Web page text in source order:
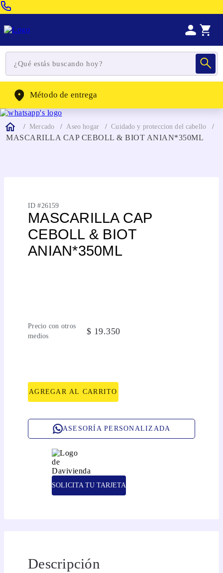
WhatsApp: (302) 262-4104
Método de entrega
Mercado Aseo hogar Cuidado y proteccion del cabello
MASCARILLA CAP CEBOLL & BIOT ANIAN*350ML
ID #26159
MASCARILLA CAP
CEBOLL & BIOT
ANIAN*350ML
Precio con otros
medios
$ 19.350
AGREGAR AL CARRITO
ASESORÍA PERSONALIZADA
SOLICITA TU TARJETA
Descripción